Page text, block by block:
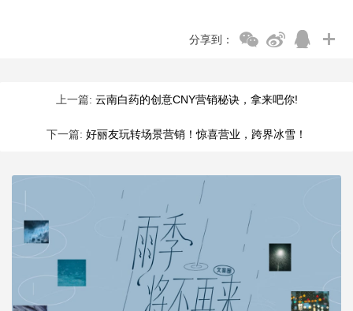
分享到：
上一篇: 云南白药的创意CNY营销秘诀，拿来吧你!
下一篇: 好丽友玩转场景营销！惊喜营业，跨界冰雪！